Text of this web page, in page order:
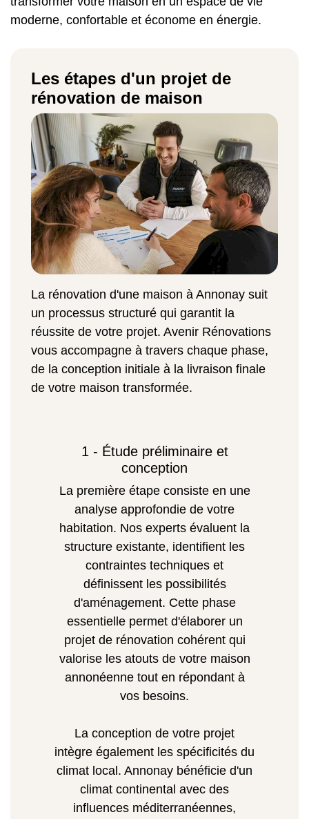
moderne, confortable et économe en énergie.
Les étapes d'un projet de
rénovation de maison
La rénovation d'une maison à Annonay suit
un processus structuré qui garantit la
réussite de votre projet. Avenir Rénovations
vous accompagne à travers chaque phase,
de la conception initiale à la livraison finale
de votre maison transformée.
1 - Étude préliminaire et
conception
La première étape consiste en une
analyse approfondie de votre
habitation. Nos experts évaluent la
structure existante, identifient les
contraintes techniques et
définissent les possibilités
d'aménagement. Cette phase
essentielle permet d'élaborer un
projet de rénovation cohérent qui
valorise les atouts de votre maison
annonéenne tout en répondant à
vos besoins.
La conception de votre projet
intègre également les spécificités du
climat local. Annonay bénéficie d'un
climat continental avec des
influences méditerranéennes,